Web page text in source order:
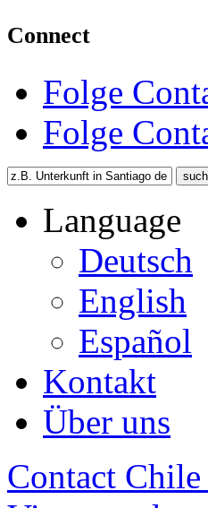
Connect
Folge
Folge
Language
Deutsch
English
Español
Kontakt
Über uns
Contact